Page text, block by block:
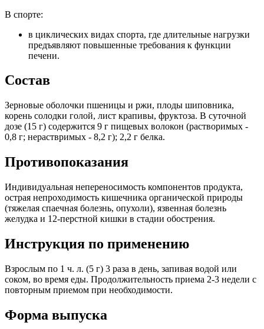
В спорте:
в циклических видах спорта, где длительные нагрузки
предъявляют повышенные требования к функции
печени.
Состав
Зерновые оболочки пшеницы и ржи, плоды шиповника,
корень солодки голой, лист крапивы, фруктоза. В суточной
дозе (15 г) содержится 9 г пищевых волокон (растворимых -
0,8 г; нераствримых - 8,2 г); 2,2 г белка.
Противопоказания
Индивидуальная непереносимость компонентов продукта,
острая непроходимость кишечника органической природы
(тяжелая спаечная болезнь, опухоли), язвенная болезнь
желудка и 12-перстной кишки в стадии обострения.
Инструкция по применению
Взрослым по 1 ч. л. (5 г) 3 раза в день, запивая водой или
соком, во время еды. Продолжительность приема 2-3 недели с
повторным приемом при необходимости.
Форма выпуска